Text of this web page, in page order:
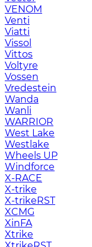
VENOM
Venti
Viatti
Vissol
Vittos
Voltyre
Vossen
Vredestein
Wanda
Wanli
WARRIOR
West Lake
Westlake
Wheels UP
Windforce
X-RACE
X-trike
X-trikeRST
XCMG
XinFA
Xtrike